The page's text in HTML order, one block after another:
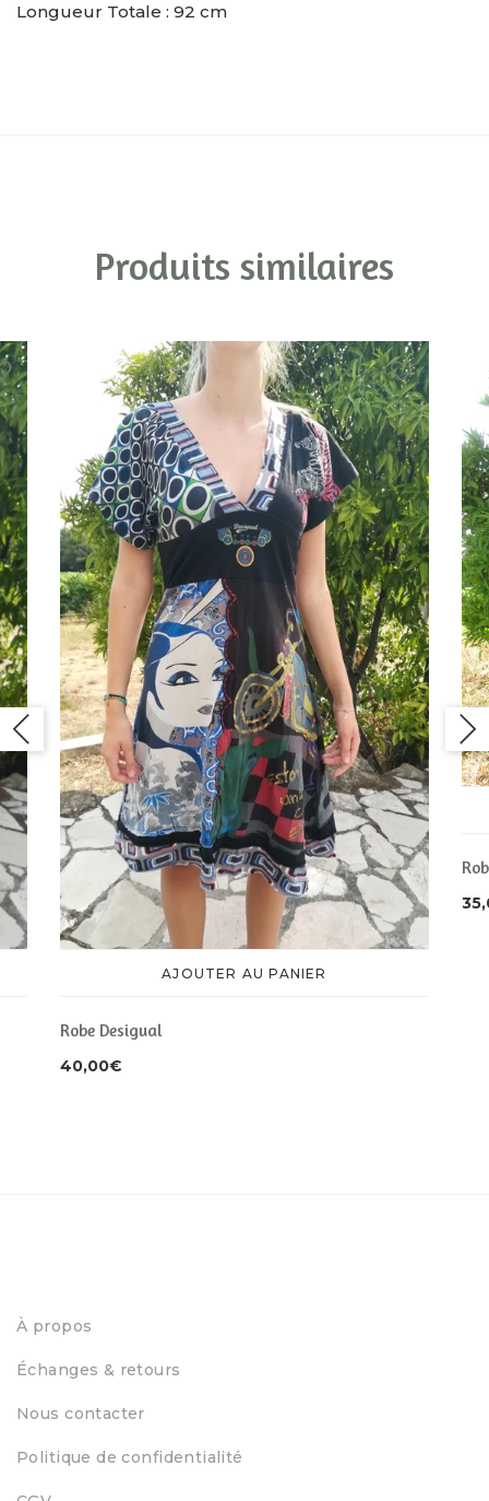
Longueur Totale : 92 cm
Produits similaires
AJOUTER AU PANIER
Robe Desigual
40,00€
À propos
Échanges & retours
Nous contacter
Politique de confidentialité